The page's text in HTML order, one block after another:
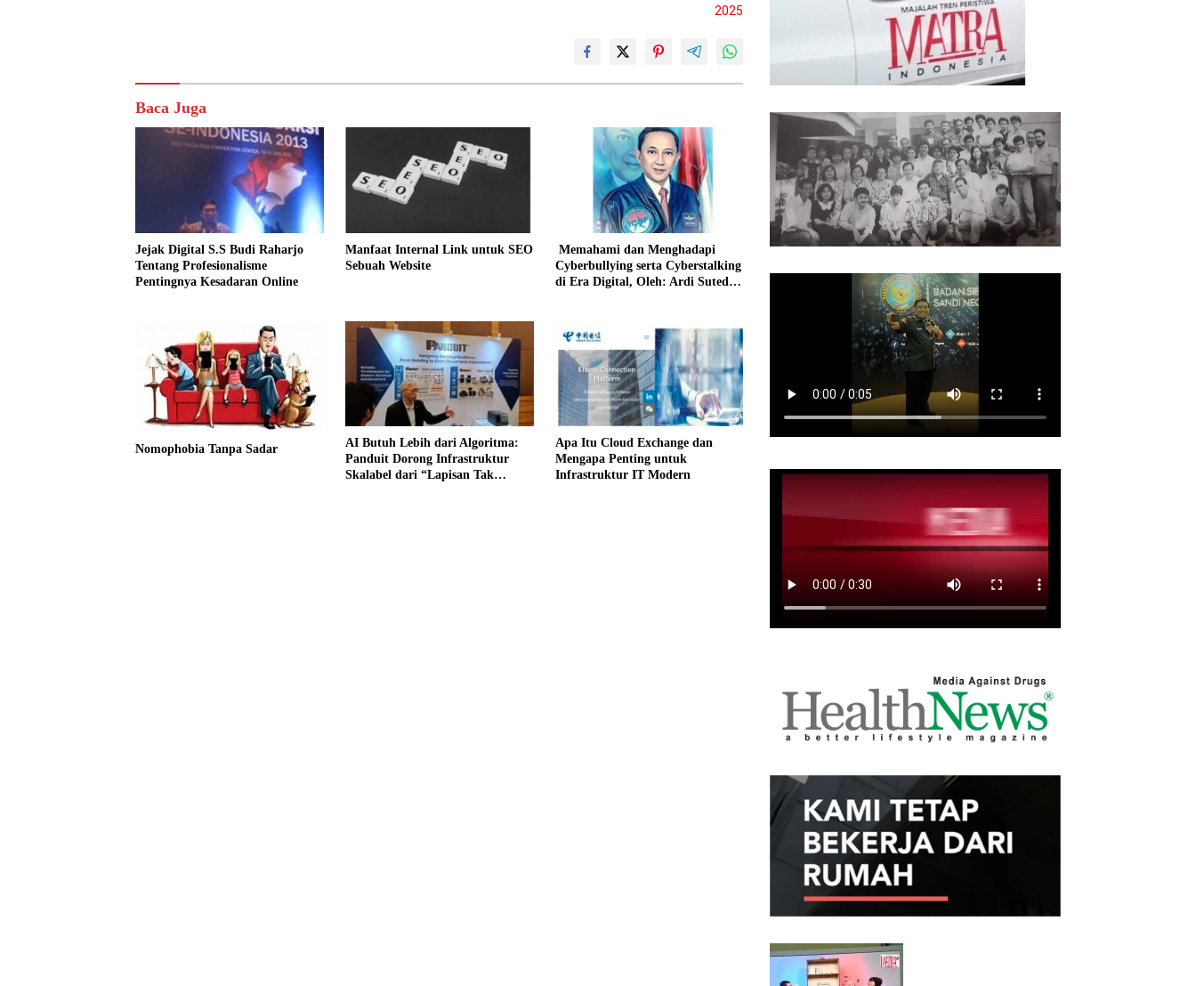
2025
Baca Juga
Jejak Digital S.S Budi Raharjo
Tentang Profesionalisme
Pentingnya Kesadaran Online
Manfaat Internal Link untuk SEO
Sebuah Website
Memahami dan Menghadapi
Cyberbullying serta Cyberstalking
di Era Digital, Oleh: Ardi Sutedja
Nomophobia Tanpa Sadar
AI Butuh Lebih dari Algoritma:
Panduit Dorong Infrastruktur
Skalabel dari “Lapisan Tak
Apa Itu Cloud Exchange dan
Mengapa Penting untuk
Infrastruktur IT Modern